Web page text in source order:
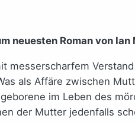
neuesten Roman von Ian
messerscharfem
als Affäre zwischen
im Leben des
der Mutter jedenfalls